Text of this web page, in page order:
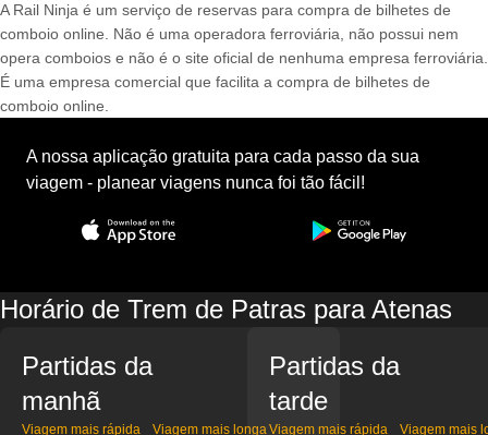
A Rail Ninja é um serviço de reservas para compra de bilhetes de
comboio online. Não é uma operadora ferroviária, não possui nem
opera comboios e não é o site oficial de nenhuma empresa ferroviária.
É uma empresa comercial que facilita a compra de bilhetes de
comboio online.
A nossa aplicação gratuita para cada passo da sua
viagem - planear viagens nunca foi tão fácil!
Horário de Trem de Patras para Atenas
Partidas da
manhã
Viagem mais rápida Viagem mais longa
Partidas da
tarde
Viagem mais rápida Viagem mais